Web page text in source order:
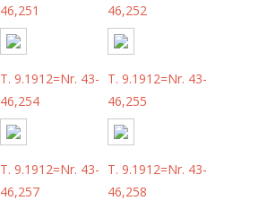
46,251
46,252
T. 9.1912=Nr. 43-
46,254
T. 9.1912=Nr. 43-
46,255
T. 9.1912=Nr. 43-
46,257
T. 9.1912=Nr. 43-
46,258